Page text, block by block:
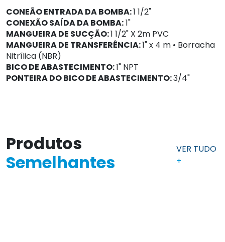
CONEÃO ENTRADA DA BOMBA:1 1/2"
CONEXÃO SAÍDA DA BOMBA:1"
MANGUEIRA DE SUCÇÃO:1 1/2" X 2m PVC
MANGUEIRA DE TRANSFERÊNCIA:1" x 4 m • Borracha
Nitrílica (NBR)
BICO DE ABASTECIMENTO:1" NPT
PONTEIRA DO BICO DE ABASTECIMENTO:3/4"
Produtos
Semelhantes
VER TUDO
+